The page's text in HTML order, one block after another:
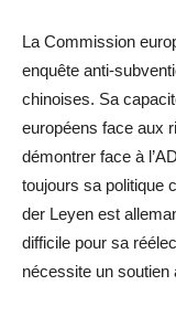
La Commission
enquête anti-
chinoises. Sa
européens face aux
démontrer face à
toujours sa politique
der Leyen est
difficile pour sa
nécessite un soutien